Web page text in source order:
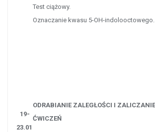
Test ciążowy.
Oznaczanie kwasu 5-OH-indolooctowego.
19-
23.01
ODRABIANIE ZALEGŁOŚCI I
ĆWICZEŃ